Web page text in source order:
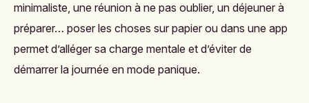
minimaliste, une réunion à ne pas oublier, un déjeuner à
préparer… poser les choses sur papier ou dans une app
permet d’alléger sa charge mentale et d’éviter de
démarrer la journée en mode panique.